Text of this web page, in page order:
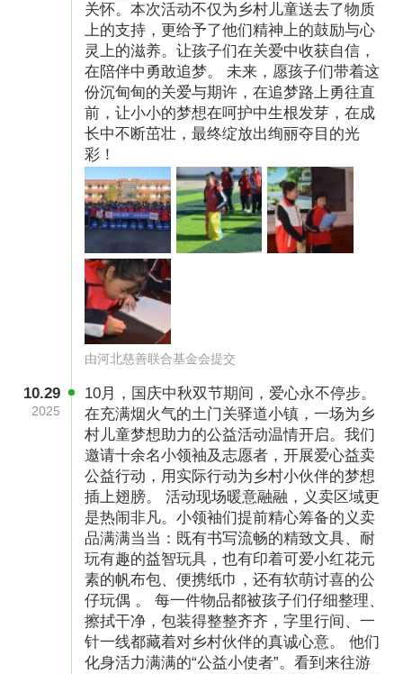
不仅会反馈给捐赠人，还会举办公益画展或将其
印制在T恤上作为文创产品，让更多人了解到他
们的创意与才华，共同见证这些孩子们心中的梦
想之光。
我的梦想是成为一名主持人
“妈妈，我真的好想你，你们什么时候回来？”每
次通话，小夕（化名）稚嫩的声音总让妈妈心中
涌起一股酸涩。作为留守儿童，小夕因家庭生计
被迫与妈妈分隔两地，只能通过视频相见。她渴
望像其他孩子一样，拥有妈妈的陪伴，听妈妈讲
那些温馨的故事。然而，现实的无奈让她的愿望
变得遥不可及。
2020年，“梦想口袋”项目走进小夕的学校，她特
别喜欢梦想传声机。轻轻一按，温暖的励志故事
便陪伴她入眠，仿佛妈妈守护在旁。在这个过程
中，小夕不仅得到了“妈妈的守护”，还学会了普
通话。她自豪地告诉我们：“老师说我普通话越来
越标准了，长大后，我想成为一名主持人，用优
美动听的声音去守护更多的小朋友。”
关怀。本次活动不仅为乡村儿童送去了物质
上的支持，更给予了他们精神上的鼓励与心
灵上的滋养。让孩子们在关爱中收获自信，
在陪伴中勇敢追梦。 未来，愿孩子们带着这
份沉甸甸的关爱与期许，在追梦路上勇往直
前，让小小的梦想在呵护中生根发芽，在成
长中不断茁壮，最终绽放出绚丽夺目的光
彩！
由河北慈善联合基金会提交
10.29
2025
10月，国庆中秋双节期间，爱心永不停步。
在充满烟火气的土门关驿道小镇，一场为乡
村儿童梦想助力的公益活动温情开启。我们
邀请十余名小领袖及志愿者，开展爱心益卖
公益行动，用实际行动为乡村小伙伴的梦想
插上翅膀。 活动现场暖意融融，义卖区域更
是热闹非凡。小领袖们提前精心筹备的义卖
品满满当当：既有书写流畅的精致文具、耐
玩有趣的益智玩具，也有印着可爱小红花元
素的帆布包、便携纸巾，还有软萌讨喜的公
仔玩偶 。 每一件物品都被孩子们仔细整理、
擦拭干净，包装得整整齐齐，字里行间、一
针一线都藏着对乡村伙伴的真诚心意。 他们
化身活力满满的“公益小使者”。看到来往游